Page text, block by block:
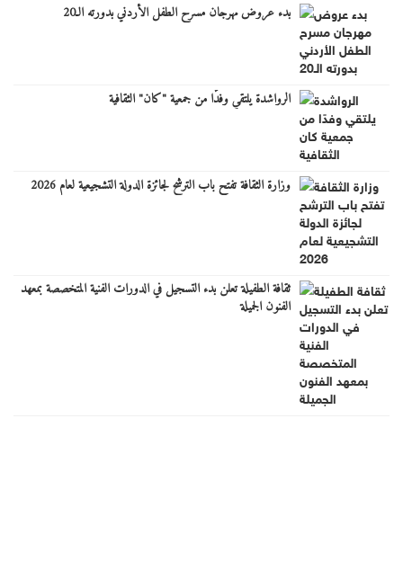
بدء عروض مهرجان مسرح الطفل الأردني بدورته الـ20
الرواشدة يلتقي وفدًا من جمعية "كان" الثقافية
وزارة الثقافة تفتح باب الترشح لجائزة الدولة التشجيعية لعام 2026
ثقافة الطفيلة تعلن بدء التسجيل في الدورات الفنية المتخصصة بمعهد
الفنون الجميلة